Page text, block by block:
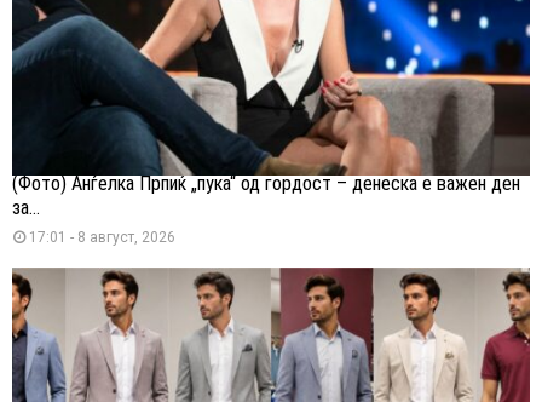
(Фото) Анѓелка Прпиќ „пука“ од гордост – денеска е важен ден
за...
17:01 - 8 август, 2026